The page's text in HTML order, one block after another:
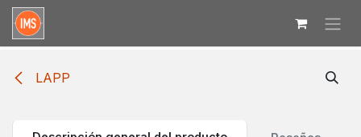
Ir al contenido
LAPP